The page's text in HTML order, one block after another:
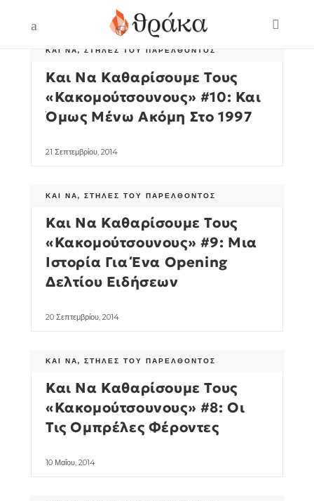
ΚΑΙ ΝΑ, ΣΤΉΛΕΣ ΤΟΥ ΠΑΡΕΛΘΌΝΤΟΣ
Και Να Καθαρίσουμε Τους
«Κακομούτσουνους» #10: Και
Όμως Μένω Ακόμη Στο 1997
21 Σεπτεμβρίου, 2014
ΚΑΙ ΝΑ, ΣΤΉΛΕΣ ΤΟΥ ΠΑΡΕΛΘΌΝΤΟΣ
Και Να Καθαρίσουμε Τους
«Κακομούτσουνους» #9: Μια
Ιστορία Για Ένα Opening
Δελτίου Ειδήσεων
20 Σεπτεμβρίου, 2014
ΚΑΙ ΝΑ, ΣΤΉΛΕΣ ΤΟΥ ΠΑΡΕΛΘΌΝΤΟΣ
Και Να Καθαρίσουμε Τους
«Κακομούτσουνους» #8: Οι
Τις Ομπρέλες Φέροντες
10 Μαΐου, 2014